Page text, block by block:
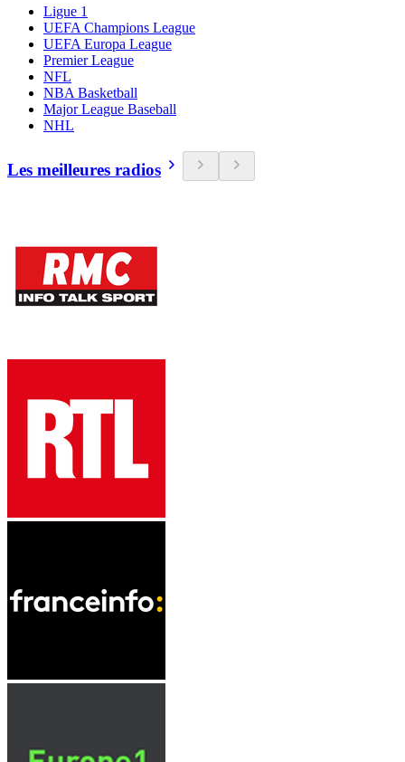
Ligue 1
UEFA Champions League
UEFA Europa League
Premier League
NFL
NBA Basketball
Major League Baseball
NHL
Les meilleures radios